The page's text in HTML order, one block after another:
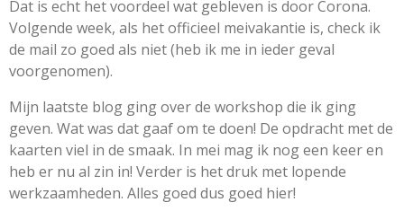
Dat is echt het voordeel wat gebleven is door Corona.
Volgende week, als het officieel meivakantie is, check ik
de mail zo goed als niet (heb ik me in ieder geval
voorgenomen).
Mijn laatste blog ging over de workshop die ik ging
geven. Wat was dat gaaf om te doen! De opdracht met de
kaarten viel in de smaak. In mei mag ik nog een keer en
heb er nu al zin in! Verder is het druk met lopende
werkzaamheden. Alles goed dus goed hier!